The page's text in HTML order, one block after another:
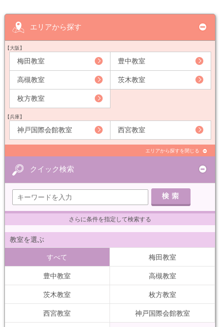
エリアから探す
【大阪】
梅田教室 豊中教室
高槻教室 茨木教室
枚方教室
【兵庫】
神戸国際会館教室 西宮教室
エリアから探すを閉じる
クイック検索
さらに条件を指定して検索する
教室を選ぶ
すべて 梅田教室
豊中教室 高槻教室
茨木教室 枚方教室
西宮教室 神戸国際会館教室